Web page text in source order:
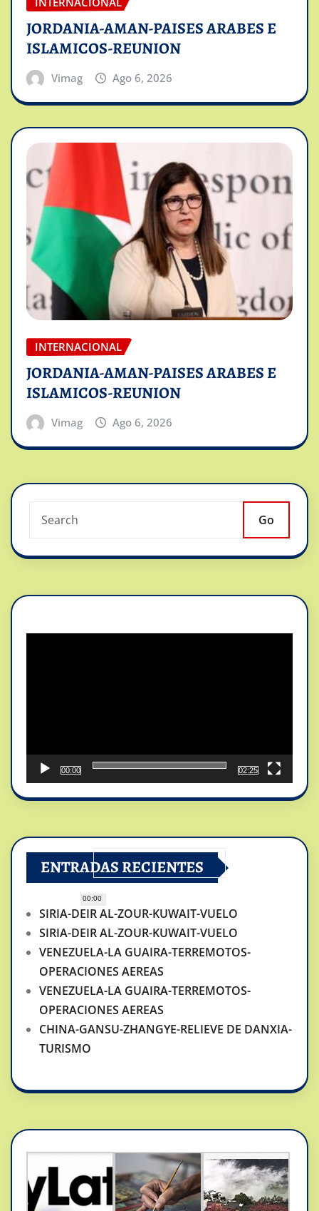
JORDANIA-AMAN-PAISES ARABES E
ISLAMICOS-REUNION
Vimag Ago 6, 2026
INTERNACIONAL
JORDANIA-AMAN-PAISES ARABES E
ISLAMICOS-REUNION
Vimag Ago 6, 2026
Go
00:00
00:00
02:25
ENTRADAS RECIENTES
SIRIA-DEIR AL-ZOUR-KUWAIT-VUELO
SIRIA-DEIR AL-ZOUR-KUWAIT-VUELO
VENEZUELA-LA GUAIRA-TERREMOTOS-
OPERACIONES AEREAS
VENEZUELA-LA GUAIRA-TERREMOTOS-
OPERACIONES AEREAS
CHINA-GANSU-ZHANGYE-RELIEVE DE DANXIA-
TURISMO